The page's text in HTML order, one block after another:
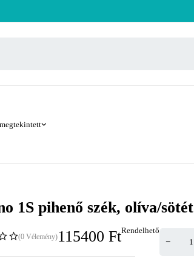
1S pihenő szék, olíva/
(0 Vélemény)115400 FtRendelhető